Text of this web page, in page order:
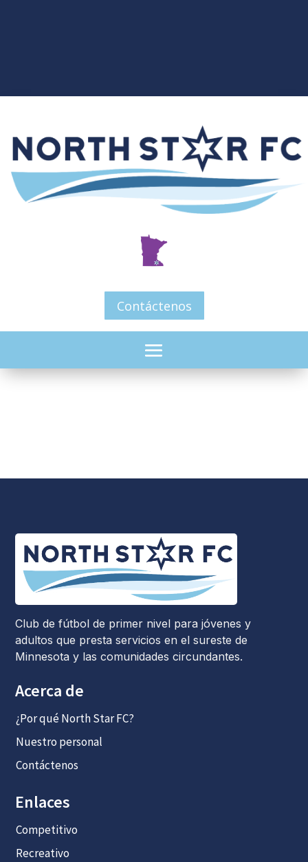
Contáctenos
Club de fútbol de primer nivel para jóvenes y
adultos que presta servicios en el sureste de
Minnesota y las comunidades circundantes.
Acerca de
¿Por qué North Star FC?
Nuestro personal
Contáctenos
Enlaces
Competitivo
Recreativo